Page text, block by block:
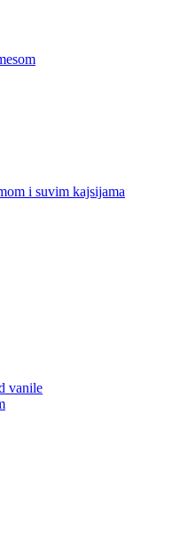
i suvim kajsijama
vanile